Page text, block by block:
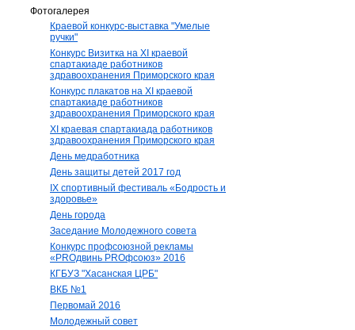
Фотогалерея
Краевой конкурс-выставка "Умелые
ручки"
Конкурс Визитка на XI краевой
спартакиаде работников
здравоохранения Приморского края
Конкурс плакатов на XI краевой
спартакиаде работников
здравоохранения Приморского края
XI краевая спартакиада работников
здравоохранения Приморского края
День медработника
День защиты детей 2017 год
IX спортивный фестиваль «Бодрость и
здоровье»
День города
Заседание Молодежного совета
Конкурс профсоюзной рекламы
«PROдвинь РRОфсоюз» 2016
КГБУЗ "Хасанская ЦРБ"
ВКБ №1
Первомай 2016
Молодежный совет